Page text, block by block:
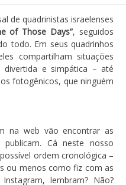
de quadrinistas israelenses
of Those Days”, seguidos
todo. Em seus quadrinhos
compartilham situações
divertida e simpática – até
fotogênicos, que ninguém
na web vão encontrar as
Cá neste nosso
ordem cronológica –
ou menos como fiz com as
lembram? Não?